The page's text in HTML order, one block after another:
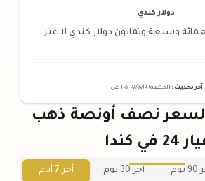
دولار كندي
وسبعة وثمانون دولار كندي لا غير
آخر تحديث : الجمعة ٠٧ /٠٨/٢٠٢٦ - ٠١:٠٥ ص
لسعر نصف أونصة ذهب
24 في كندا
آخر 30 يوم آخر 7 أيام